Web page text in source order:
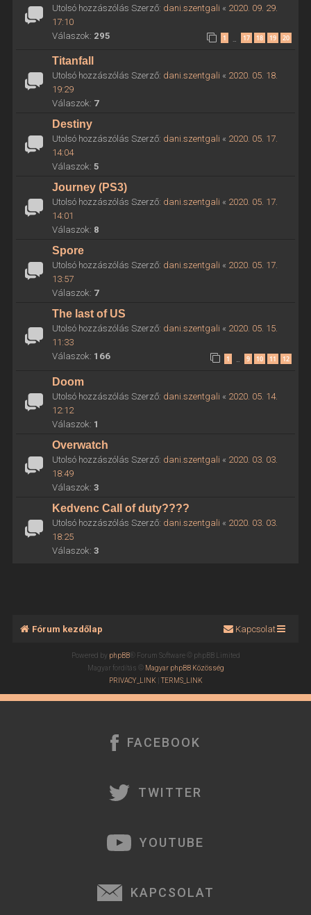
Utolsó hozzászólás Szerző: dani.szentgali « 2020. 09. 29.
17:10
Válaszok: 295 1 17 18 19 20
Titanfall
Utolsó hozzászólás Szerző: dani.szentgali « 2020. 05. 18.
19:29
Válaszok: 7
Destiny
Utolsó hozzászólás Szerző: dani.szentgali « 2020. 05. 17.
14:04
Válaszok: 5
Journey (PS3)
Utolsó hozzászólás Szerző: dani.szentgali « 2020. 05. 17.
14:01
Válaszok: 8
Spore
Utolsó hozzászólás Szerző: dani.szentgali « 2020. 05. 17.
13:57
Válaszok: 7
The last of US
Utolsó hozzászólás Szerző: dani.szentgali « 2020. 05. 15.
11:33
Válaszok: 166 1 … 9 10 11 12
Doom
Utolsó hozzászólás Szerző: dani.szentgali « 2020. 05. 14.
12:12
Válaszok: 1
Overwatch
Utolsó hozzászólás Szerző: dani.szentgali « 2020. 03. 03.
18:49
Válaszok: 3
Kedvenc Call of duty????
Utolsó hozzászólás Szerző: dani.szentgali « 2020. 03. 03.
18:25
Válaszok: 3
Fórum kezdőlap Kapcsolat
Powered by phpBB® Forum Software © phpBB Limited
Magyar fordítás © Magyar phpBB Közösség
PRIVACY_LINK |TERMS_LINK
FACEBOOK
TWITTER
YOUTUBE
KAPCSOLAT